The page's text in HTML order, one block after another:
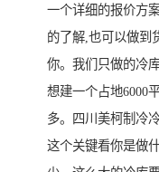
一个详细的报价方
的了解,也可以做到
你。我们只做的冷
想建一个占地6000
多。四川美柯制冷
这个关键看你是做